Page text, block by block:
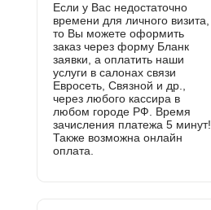
Если у Вас недостаточно
времени для личного визита,
то Вы можете оформить
заказ через форму Бланк
заявки, а оплатить наши
услуги в салонах связи
Евросеть, Связной и др.,
через любого кассира в
любом городе РФ. Время
зачисления платежа 5 минут!
Также возможна онлайн
оплата.